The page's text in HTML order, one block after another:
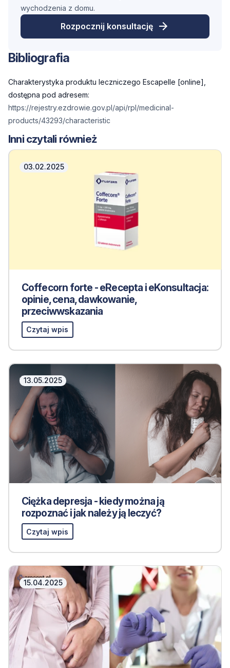
wychodzenia z domu.
Rozpocznij konsultację
Bibliografia
Charakterystyka produktu leczniczego Escapelle [online],
dostępna pod adresem:
https://rejestry.ezdrowie.gov.pl/api/rpl/medicinal-
products/43293/characteristic
Inni czytali również
03.02.2025
Coffecorn forte - eRecepta i eKonsultacja:
opinie, cena, dawkowanie,
przeciwwskazania
Czytaj wpis
13.05.2025
Ciężka depresja - kiedy można ją
rozpoznać i jak należy ją leczyć?
Czytaj wpis
15.04.2025